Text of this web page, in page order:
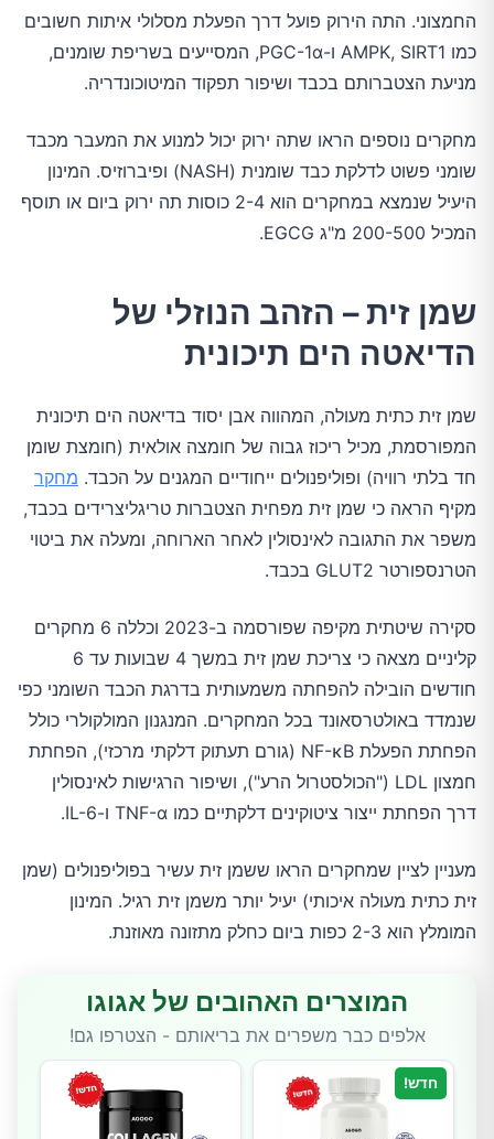
החמצוני. התה הירוק פועל דרך הפעלת מסלולי איתות חשובים
כמו AMPK, SIRT1 ו-PGC-1α, המסייעים בשריפת שומנים,
מניעת הצטברותם בכבד ושיפור תפקוד המיטוכונדריה.
מחקרים נוספים הראו שתה ירוק יכול למנוע את המעבר מכבד
שומני פשוט לדלקת כבד שומנית (NASH) ופיברוזיס. המינון
היעיל שנמצא במחקרים הוא 2-4 כוסות תה ירוק ביום או תוסף
המכיל 200-500 מ"ג EGCG.
שמן זית – הזהב הנוזלי של
הדיאטה הים תיכונית
שמן זית כתית מעולה, המהווה אבן יסוד בדיאטה הים תיכונית
המפורסמת, מכיל ריכוז גבוה של חומצה אולאית (חומצת שומן
חד בלתי רוויה) ופוליפנולים ייחודיים המגנים על הכבד. מחקר
מקיף הראה כי שמן זית מפחית הצטברות טריגליצרידים בכבד,
משפר את התגובה לאינסולין לאחר הארוחה, ומעלה את ביטוי
הטרנספורטר GLUT2 בכבד.
סקירה שיטתית מקיפה שפורסמה ב-2023 וכללה 6 מחקרים
קליניים מצאה כי צריכת שמן זית במשך 4 שבועות עד 6
חודשים הובילה להפחתה משמעותית בדרגת הכבד השומני כפי
שנמדד באולטרסאונד בכל המחקרים. המנגנון המולקולרי כולל
הפחתת הפעלת NF-κB (גורם תעתוק דלקתי מרכזי), הפחתת
חמצון LDL ("הכולסטרול הרע"), ושיפור הרגישות לאינסולין
דרך הפחתת ייצור ציטוקינים דלקתיים כמו TNF-α ו-IL-6.
מעניין לציין שמחקרים הראו ששמן זית עשיר בפוליפנולים (שמן
זית כתית מעולה איכותי) יעיל יותר משמן זית רגיל. המינון
המומלץ הוא 2-3 כפות ביום כחלק מתזונה מאוזנת.
המוצרים האהובים של אגוגו
אלפים כבר משפרים את בריאותם - הצטרפו גם!
חדש!